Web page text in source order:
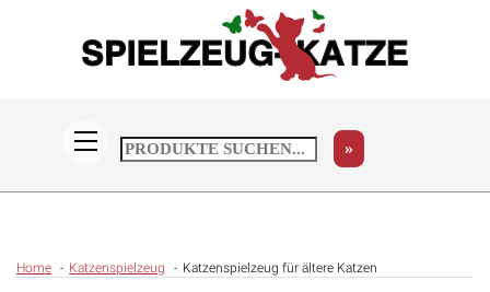
Menü »
Home Katzenspielzeug Katzenspielzeug für ältere Katzen